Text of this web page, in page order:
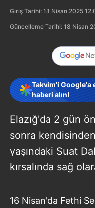
Giriş Tarihi: 18 Nisan 2025
Güncelleme Tarihi: 18 Nisan
Takvim'i Google'a
haberi alın!
Elazığ'da 2 gün
sonra
yaşındaki Suat
kırsalında sağ
16 Nisan'da Fethi